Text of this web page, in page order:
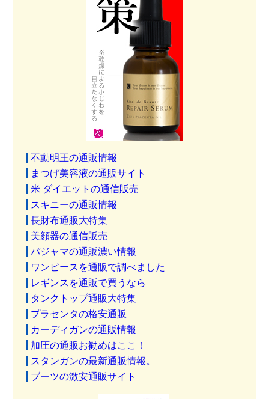
不動明王の通販情報
まつげ美容液の通販サイト
米 ダイエットの通信販売
スキニーの通販情報
長財布通販大特集
美顔器の通信販売
パジャマの通販濃い情報
ワンピースを通販で調べました
レギンスを通販で買うなら
タンクトップ通販大特集
プラセンタの格安通販
カーディガンの通販情報
加圧の通販お勧めはここ！
スタンガンの最新通販情報。
ブーツの激安通販サイト